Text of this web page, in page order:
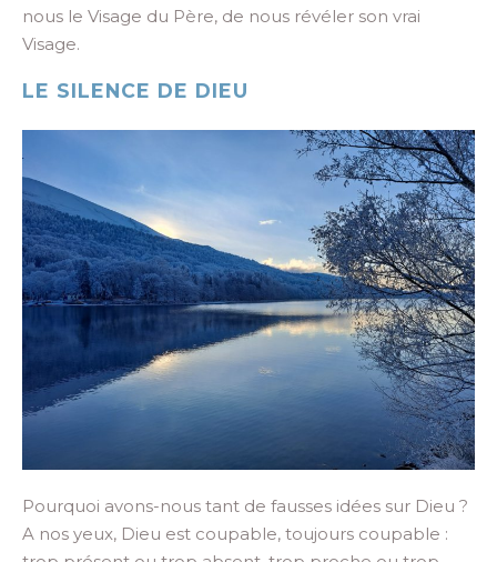
nous le Visage du Père, de nous révéler son vrai
Visage.
LE SILENCE DE DIEU
Pourquoi avons-nous tant de fausses idées sur Dieu ?
A nos yeux, Dieu est coupable, toujours coupable :